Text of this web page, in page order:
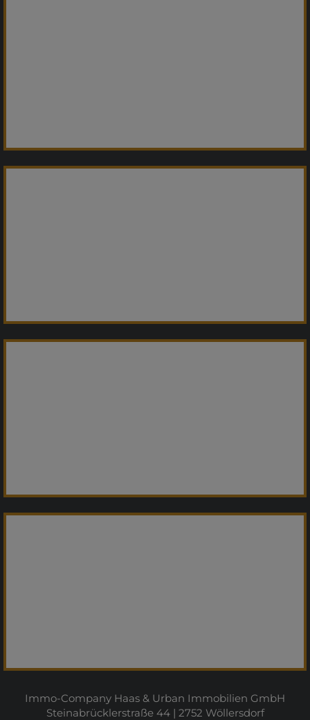
Immo-Company Haas & Urban Immobilien GmbH
Steinabrücklerstraße 44 | 2752 Wöllersdorf